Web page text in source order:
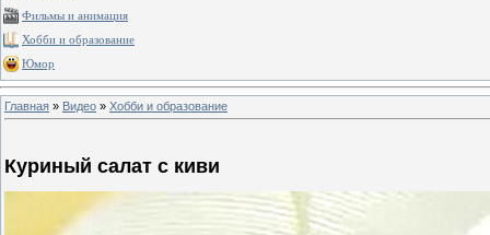
Фильмы и анимация
Хобби и образование
Юмор
Главная » Видео » Хобби и образование
Куриный салат с киви